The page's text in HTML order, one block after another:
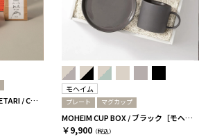
HOUSE WARMING BOX / PETARI / CURRY&RICE PETARI GRAY
モヘイム
プレート マグカップ
MOHEIM CUP BOX / ブラック［モヘイム］
￥9,900 （税込）